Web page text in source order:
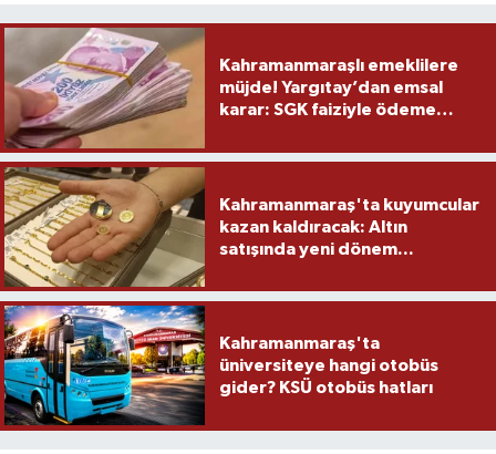
Kahramanmaraşlı emeklilere
müjde! Yargıtay’dan emsal
karar: SGK faiziyle ödeme
Kahramanmaraş'ta kuyumcular
kazan kaldıracak: Altın
satışında yeni dönem...
Kahramanmaraş'ta
üniversiteye hangi otobüs
gider? KSÜ otobüs hatları